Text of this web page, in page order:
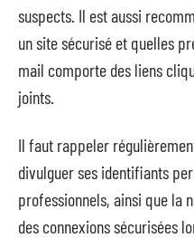
suspects. Il est aussi
un site sécurisé et quelles
mail comporte des liens
joints.
Il faut rappeler
divulguer ses identifiants
professionnels, ainsi que la
des connexions sécurisées